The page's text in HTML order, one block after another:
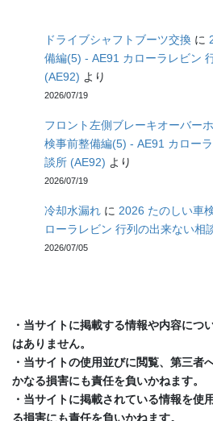
ドライブシャフトブーツ交換 に
備編(5) - AE91 カローラレビン
(AE92) より
2026/07/19
フロント左側ブレーキオーバー
検事前整備編(5) - AE91 カロー
談所 (AE92) より
2026/07/19
冷却水漏れ に 2026 たのしい車
ローラレビン 行列の出来ない相
2026/07/05
・当サイトに掲載する情報や内容につ
はありません。
・当サイトの使用並びに閲覧、第三者
かなる損害にも責任を負いかねます。
・当サイトに掲載されている情報を使
る損害にも責任を負いかねます。